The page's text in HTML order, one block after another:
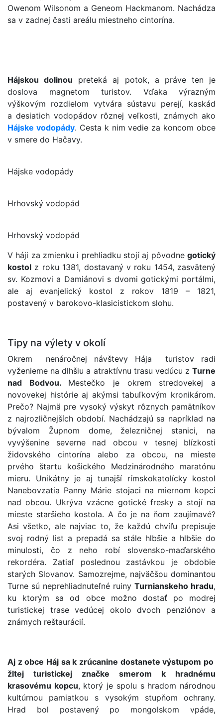
Owenom Wilsonom a Geneom Hackmanom. Nachádza
sa v zadnej časti areálu miestneho cintorína.
Hájskou dolinou preteká aj potok, a práve ten je
doslova magnetom turistov. Vďaka výrazným
výškovým rozdielom vytvára sústavu perejí, kaskád
a desiatich vodopádov rôznej veľkosti, známych ako
Hájske vodopády. Cesta k nim vedie za koncom obce
v smere do Hačavy.
Hájske vodopády
Hrhovský vodopád
Hrhovský vodopád
V háji za zmienku i prehliadku stojí aj pôvodne gotický
kostol z roku 1381, dostavaný v roku 1454, zasvätený
sv. Kozmovi a Damiánovi s dvomi gotickými portálmi,
ale aj evanjelický kostol z rokov 1819 – 1821,
postavený v barokovo-klasicistickom slohu.
Tipy na výlety v okolí
Okrem nenáročnej návštevy Hája turistov radi
vyženieme na dlhšiu a atraktívnu trasu vedúcu z Turne
nad Bodvou. Mestečko je okrem stredovekej a
novovekej histórie aj akýmsi tabuľkovým kronikárom.
Prečo? Najmä pre vysoký výskyt rôznych pamätníkov
z najrozličnejších období. Nachádzajú sa napríklad na
bývalom Župnom dome, železničnej stanici, na
vyvýšenine severne nad obcou v tesnej blízkosti
židovského cintorína alebo za obcou, na mieste
prvého štartu košického Medzinárodného maratónu
mieru. Unikátny je aj tunajší rímskokatolícky kostol
Nanebovzatia Panny Márie stojaci na miernom kopci
nad obcou. Ukrýva vzácne gotické fresky a stojí na
mieste staršieho kostola. A čo je na ňom zaujímavé?
Asi všetko, ale najviac to, že každú chvíľu prepisuje
svoj rodný list a prepadá sa stále hlbšie a hlbšie do
minulosti, čo z neho robí slovensko-maďarského
rekordéra. Zatiaľ poslednou zastávkou je obdobie
starých Slovanov. Samozrejme, najväčšou dominantou
Turne sú neprehliadnuteľné ruiny Turnianskeho hradu,
ku ktorým sa od obce možno dostať po modrej
turistickej trase vedúcej okolo dvoch penziónov a
známych reštaurácií.
Aj z obce Háj sa k zrúcanine dostanete výstupom po
žltej turistickej značke smerom k hradnému
krasovému kopcu, ktorý je spolu s hradom národnou
kultúrnou pamiatkou s vysokým stupňom ochrany.
Hrad bol postavený po mongolskom vpáde,